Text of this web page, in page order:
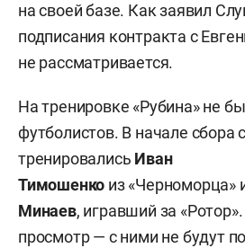
на своей базе. Как заявил
подписания контракта с
не рассматривается.
На тренировке «Рубина» не
футболистов. В начале сбора
тренировались Иван
Тимошенко из «Черноморца»
Минаев, игравший за
просмотр — с ними не будут